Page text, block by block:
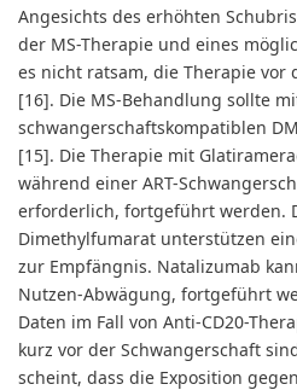
Angesichts des erhöhten
der MS-Therapie und eines
es nicht ratsam, die Therapie vor
[16]. Die MS-Behandlung sollte
schwangerschaftskompatiblen
[15]. Die Therapie mit
während einer ART-
erforderlich, fortgeführt werden.
Dimethylfumarat unterstützen
zur Empfängnis. Natalizumab
Nutzen-Abwägung, fortgeführt
Daten im Fall von Anti-CD20-
kurz vor der Schwangerschaft
scheint, dass die Exposition